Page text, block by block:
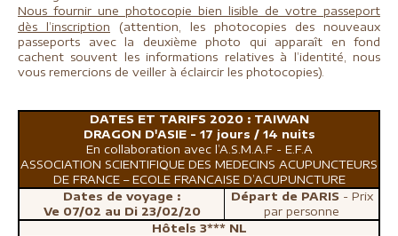
Nous fournir une photocopie bien lisible de votre passeport
dès l’inscription (attention, les photocopies des nouveaux
passeports avec la deuxième photo qui apparaît en fond
cachent souvent les informations relatives à l’identité, nous
vous remercions de veiller à éclaircir les photocopies).
DATES ET TARIFS 2020 : TAIWAN
DRAGON D'ASIE - 17 jours / 14 nuits
En collaboration avec l’A.S.M.A.F - E.F.A
ASSOCIATION SCIENTIFIQUE DES MEDECINS ACUPUNCTEURS
DE FRANCE – ECOLE FRANCAISE D’ACUPUNCTURE
Dates de voyage :
Ve 07/02 au Di 23/02/20
Départ de PARIS- Prix
par personne
Hôtels 3*** NL